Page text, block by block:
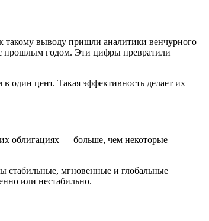
такому выводу пришли аналитики венчурного
прошлым годом. Эти цифры превратили
один цент. Такая эффективность делает их
облигациях — больше, чем некоторые
стабильные, мгновенные и глобальные
или нестабильно.